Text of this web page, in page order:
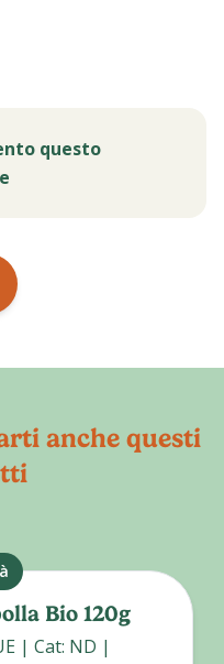
questo
anche questi
Bio 120g
| Cat: ND |